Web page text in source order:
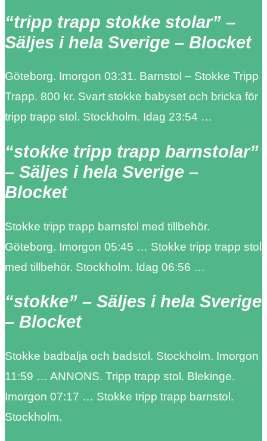
“tripp trapp stokke stolar” –
Säljes i hela Sverige – Blocket
Göteborg. Imorgon 03:31. Barnstol – Stokke Tripp
Trapp. 800 kr. Svart stokke babyset och bricka för
tripp trapp stol. Stockholm. Idag 23:54 …
“stokke tripp trapp barnstolar”
– Säljes i hela Sverige –
Blocket
Stokke tripp trapp barnstol med tillbehör.
Göteborg. Imorgon 05:45 … Stokke tripp trapp stol
med tillbehör. Stockholm. Idag 06:56 …
“stokke” – Säljes i hela Sverige
– Blocket
Stokke badbalja och badstol. Stockholm. Imorgon
11:59 … ANNONS. Tripp trapp stol. Blekinge.
Imorgon 07:17 … Stokke tripp trapp barnstol.
Stockholm.